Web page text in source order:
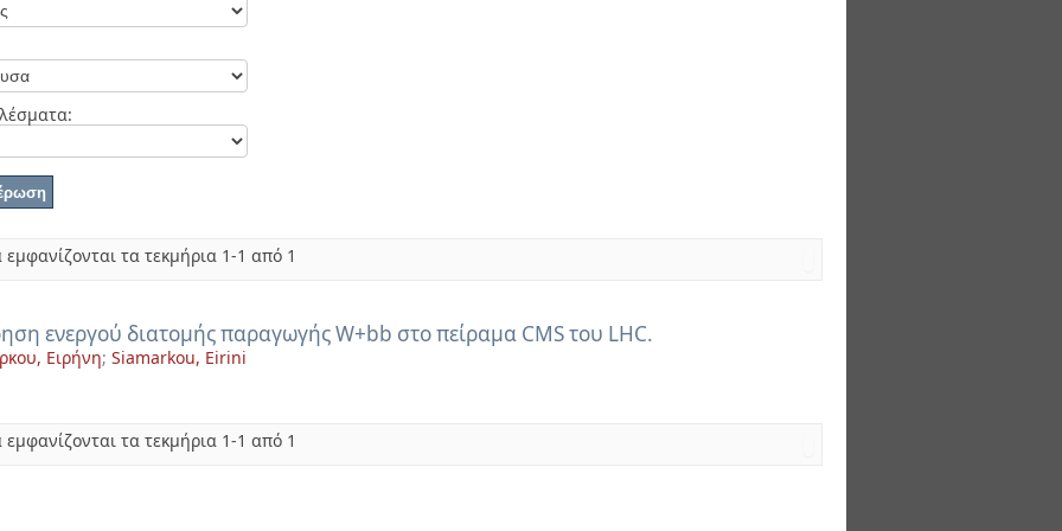
τα τεκμήρια 1-1 από 1
ενεργού διατομής παραγωγής W+bb στο πείραμα CMS του LHC.
Ειρήνη; Siamarkou, Eirini
τα τεκμήρια 1-1 από 1